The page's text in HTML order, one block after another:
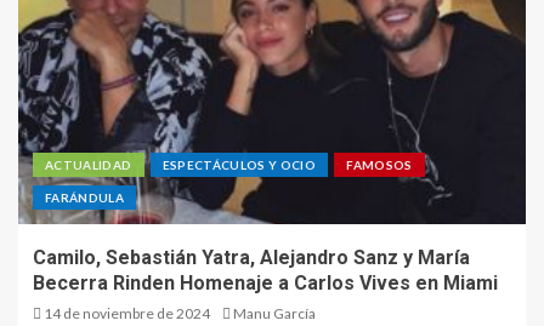
ACTUALIDAD ESPECTÁCULOS Y OCIO FAMOSOS
FARÁNDULA
Camilo, Sebastián Yatra, Alejandro Sanz y María
Becerra Rinden Homenaje a Carlos Vives en Miami
14 de noviembre de 2024 Manu García